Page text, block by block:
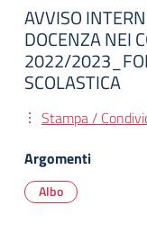
AVVISO
DOCENZA NEI
2022/
SCOLASTICA
Stampa /
Argomenti
Albo